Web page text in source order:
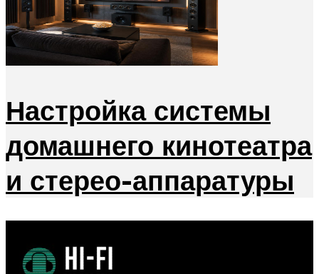
Настройка системы
домашнего кинотеатра
и стерео-аппаратуры